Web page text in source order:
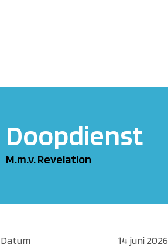
Doopdienst
M.m.v. Revelation
Datum
14 juni 2026